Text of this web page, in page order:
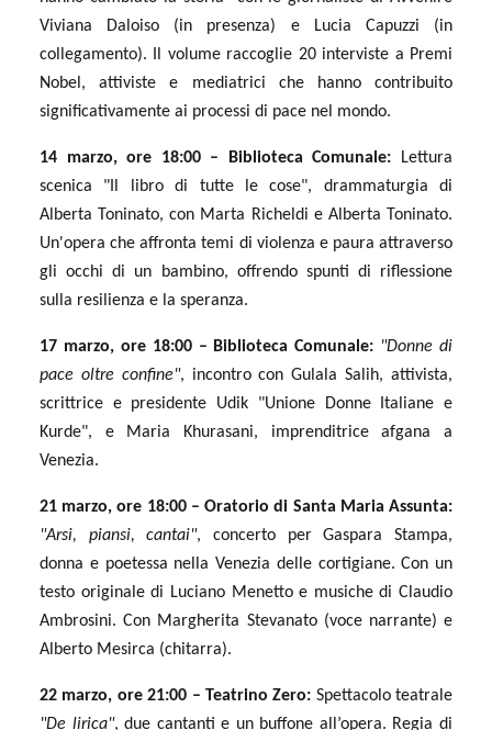
Viviana Daloiso (in presenza) e Lucia Capuzzi (in
collegamento). Il volume raccoglie 20 interviste a Premi
Nobel, attiviste e mediatrici che hanno contribuito
significativamente ai processi di pace nel mondo.
14 marzo, ore 18:00 – Biblioteca Comunale: Lettura
scenica "Il libro di tutte le cose", drammaturgia di
Alberta Toninato, con Marta Richeldi e Alberta Toninato.
Un'opera che affronta temi di violenza e paura attraverso
gli occhi di un bambino, offrendo spunti di riflessione
sulla resilienza e la speranza.
17 marzo, ore 18:00 – Biblioteca Comunale: "Donne di
pace oltre confine", incontro con Gulala Salih, attivista,
scrittrice e presidente Udik "Unione Donne Italiane e
Kurde", e Maria Khurasani, imprenditrice afgana a
Venezia.
21 marzo, ore 18:00 – Oratorio di Santa Maria Assunta:
"Arsi, piansi, cantai", concerto per Gaspara Stampa,
donna e poetessa nella Venezia delle cortigiane. Con un
testo originale di Luciano Menetto e musiche di Claudio
Ambrosini. Con Margherita Stevanato (voce narrante) e
Alberto Mesirca (chitarra).
22 marzo, ore 21:00 – Teatrino Zero: Spettacolo teatrale
"De lirica", due cantanti e un buffone all’opera. Regia di